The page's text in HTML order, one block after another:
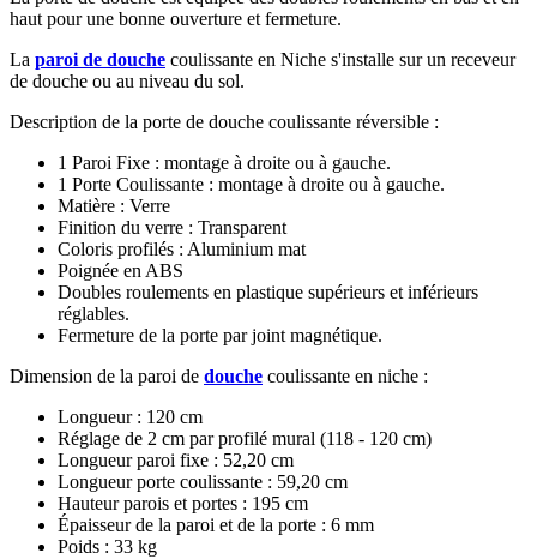
haut pour une bonne ouverture et fermeture.
La paroi de douche coulissante en Niche s'installe sur un receveur
de douche ou au niveau du sol.
Description de la porte de douche coulissante réversible :
1 Paroi Fixe : montage à droite ou à gauche.
1 Porte Coulissante : montage à droite ou à gauche.
Matière : Verre
Finition du verre : Transparent
Coloris profilés : Aluminium mat
Poignée en ABS
Doubles roulements en plastique supérieurs et inférieurs
réglables.
Fermeture de la porte par joint magnétique.
Dimension de la paroi de douche coulissante en niche :
Longueur : 120 cm
Réglage de 2 cm par profilé mural (118 - 120 cm)
Longueur paroi fixe : 52,20 cm
Longueur porte coulissante : 59,20 cm
Hauteur parois et portes : 195 cm
Épaisseur de la paroi et de la porte : 6 mm
Poids : 33 kg